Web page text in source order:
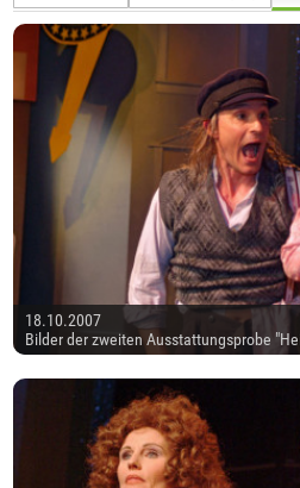
18.10.2007
Bilder der zweiten Ausstattungsprobe